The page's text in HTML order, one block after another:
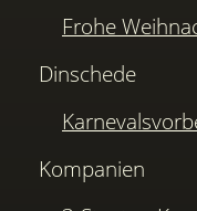
Frohe
Dinschede
Kompanien